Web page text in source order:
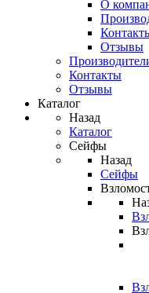
О
Отзывы
Контакты
Отзывы
Каталог
Назад
Каталог
Сейфы
Назад
Сейфы